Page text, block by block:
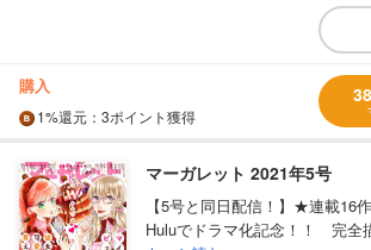
購入
1%還元 ：3ポイント獲得
マーガレット 2021年5号
【5号と同日配信！】★連載
Huluでドラマ化記念！！ 完全